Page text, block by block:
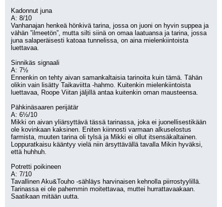
Kadonnut juna
A: 8/10
Vanhanajan henkeä hönkivä tarina, jossa on juoni on hyvin suppea ja
vähän ”ilmeetön”, mutta silti siinä on omaa laatuansa ja tarina, jossa
juna salaperäisesti katoaa tunnelissa, on aina mielenkiintoista
luettavaa.
Sinnikäs signaali
A: 7½
Ennenkin on tehty aivan samankaltaisia tarinoita kuin tämä. Tähän
olikin vain lisätty Taikaviitta -hahmo. Kuitenkin mielenkiintoista
luettavaa, Roope Viitan jäljillä antaa kuitenkin oman mausteensa.
Pähkinäsaaren perijätär
A: 6½/10
Mikki on aivan yliärsyttävä tässä tarinassa, joka ei juonellisestikään
ole kovinkaan kaksinen. Eniten kiinnosti varmaan alkuselostus
farmista, muuten tarina oli tylsä ja Mikki ei ollut itsensäkaltainen.
Loppuratkaisu kääntyy vielä niin ärsyttävällä tavalla Mikin hyväksi,
että huhhuh.
Potretti poikineen
A: 7/10
Tavallinen Aku&Touho -sähläys harvinaisen kehnolla piirrostyylillä.
Tarinassa ei ole pahemmin moitettavaa, muttei hurrattavaakaan.
Saatikaan mitään uutta.